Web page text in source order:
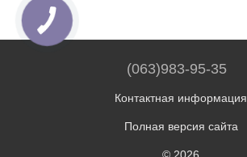
(063)983-95-35
Контактная информация
Полная версия сайта
© 2026